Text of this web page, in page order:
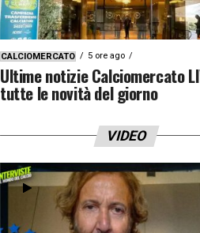
CALCIOMERCATO 5 ore ago
Ultime notizie Calciomercato
tutte le novità del giorno
VIDEO